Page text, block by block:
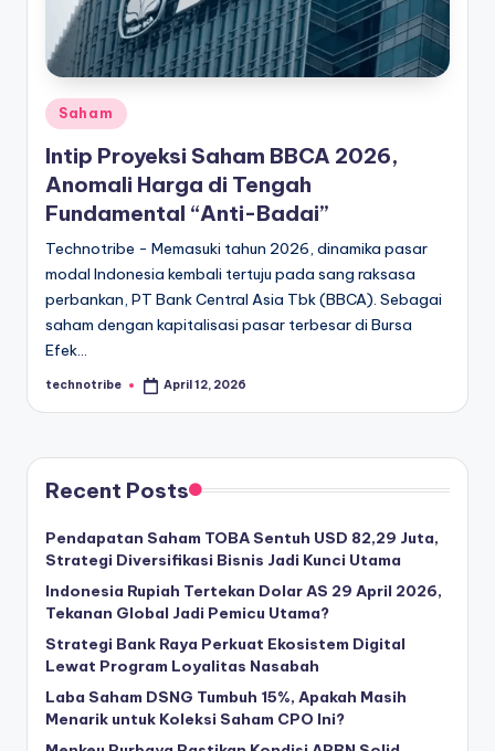
In
d
o
n
si
a
A
k
t
u
a
ekonomi
Indonesia
secara
cepat,
akurat,
dan
terpercaya.
Posted
in
Saham
Intip Proyeksi Saham BBCA 2026,
Anomali Harga di Tengah
Fundamental “Anti-Badai”
Technotribe - Memasuki tahun 2026, dinamika pasar
modal Indonesia kembali tertuju pada sang raksasa
perbankan, PT Bank Central Asia Tbk (BBCA). Sebagai
saham dengan kapitalisasi pasar terbesar di Bursa
Efek…
Posted
technotribe April 12, 2026
Recent Posts
Pendapatan Saham TOBA Sentuh USD 82,29 Juta,
Strategi Diversifikasi Bisnis Jadi Kunci Utama
Indonesia Rupiah Tertekan Dolar AS 29 April 2026,
Tekanan Global Jadi Pemicu Utama?
Strategi Bank Raya Perkuat Ekosistem Digital
Lewat Program Loyalitas Nasabah
Laba Saham DSNG Tumbuh 15%, Apakah Masih
Menarik untuk Koleksi Saham CPO Ini?